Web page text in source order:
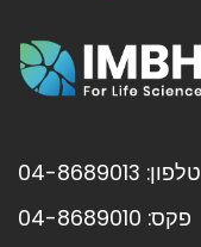
טלפון: 04-8689013
פקס: 04-8689010